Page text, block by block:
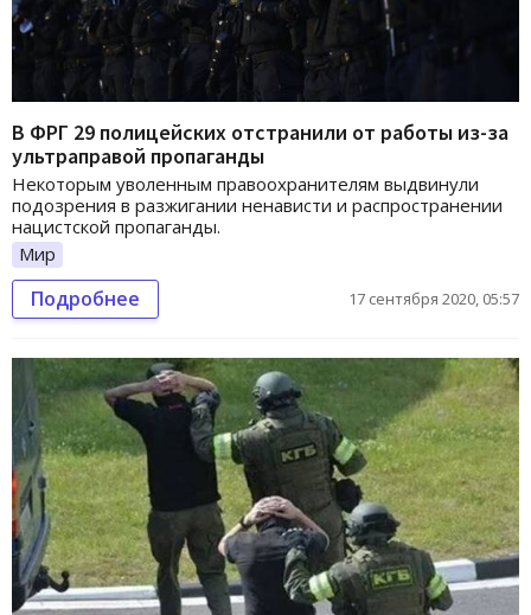
В ФРГ 29 полицейских отстранили от работы из-за
ультраправой пропаганды
Некоторым уволенным правоохранителям выдвинули
подозрения в разжигании ненависти и распространении
нацистской пропаганды.
Мир
Подробнее 17 сентября 2020, 05:57